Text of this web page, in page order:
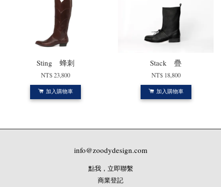
Sting 蜂刺
NT$ 23,800
加入購物車
Stack 疊
NT$ 18,800
加入購物車
info@zoodydesign.com
點我，立即聯繫
商業登記